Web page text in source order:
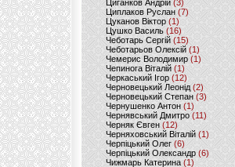
Циганков Андрій (3)
Циплаков Руслан(7)
Цуканов Віктор (1)
Цушко Василь (16)
Чеботарь Сергій (15)
Чеботарьов Олексій (1)
Чемерис Володимир (1)
Чепинога Віталій (1)
Черкаський Ігор (12)
Черновецький Леонід(2)
Черновецький Степан (3)
Чернушенко Антон (1)
Чернявський Дмитро(11)
Черняк Євген(12)
Черняховський Віталій (1)
Черпіцький Олег (6)
Черпіцький Олександр (6)
Чижмарь Катерина (1)